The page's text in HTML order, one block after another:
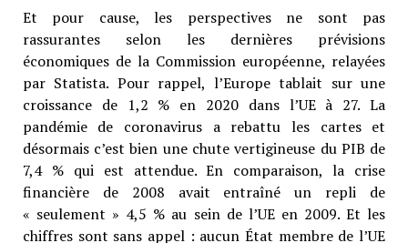
Et pour cause, les perspectives ne sont pas
rassurantes selon les dernières prévisions
économiques de la Commission européenne, relayées
par Statista. Pour rappel, l’Europe tablait sur une
croissance de 1,2 % en 2020 dans l’UE à 27. La
pandémie de coronavirus a rebattu les cartes et
désormais c’est bien une chute vertigineuse du PIB de
7,4 % qui est attendue. En comparaison, la crise
financière de 2008 avait entraîné un repli de
« seulement » 4,5 % au sein de l’UE en 2009. Et les
chiffres sont sans appel : aucun État membre de l’UE